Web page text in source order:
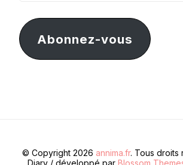
mail
Abonnez-vous
© Copyright 2026 annima.fr. Tous droits